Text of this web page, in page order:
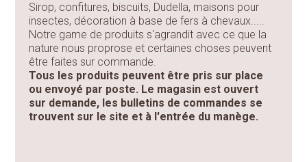
Sirop, confitures, biscuits, Dudella, maisons pour
insectes, décoration à base de fers à chevaux.....
Notre game de produits s'agrandit avec ce que la
nature nous proprose et certaines choses peuvent
être faites sur commande.
Tous les produits peuvent être pris sur place
ou envoyé par poste. Le magasin est ouvert
sur demande, les bulletins de commandes se
trouvent sur le site et à l'entrée du manège.